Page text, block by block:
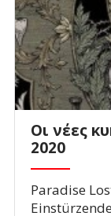
Οι νέες
2020
Paradise